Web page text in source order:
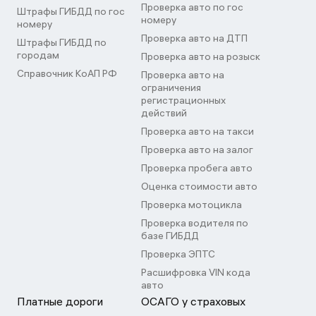
Штрафы ГИБДД по гос
номеру
Штрафы ГИБДД по
городам
Справочник КоАП РФ
Проверка авто по гос
номеру
Проверка авто на ДТП
Проверка авто на розыск
Проверка авто на
ограничения
регистрационных
действий
Проверка авто на такси
Проверка авто на залог
Проверка пробега авто
Оценка стоимости авто
Проверка мотоцикла
Проверка водителя по
базе ГИБДД
Проверка ЭПТС
Расшифровка VIN кода
авто
Платные дороги ОСАГО у страховых